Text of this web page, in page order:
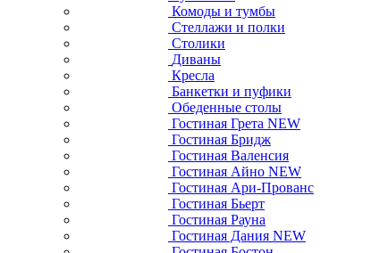
Комоды и тумбы
Стеллажи и полки
Столики
Диваны
Кресла
Банкетки и пуфики
Обеденные столы
Гостиная Грета NEW
Гостиная Бридж
Гостиная Валенсия
Гостиная Айно NEW
Гостиная Ари-Прованс
Гостиная Бьерт
Гостиная Рауна
Гостиная Дания NEW